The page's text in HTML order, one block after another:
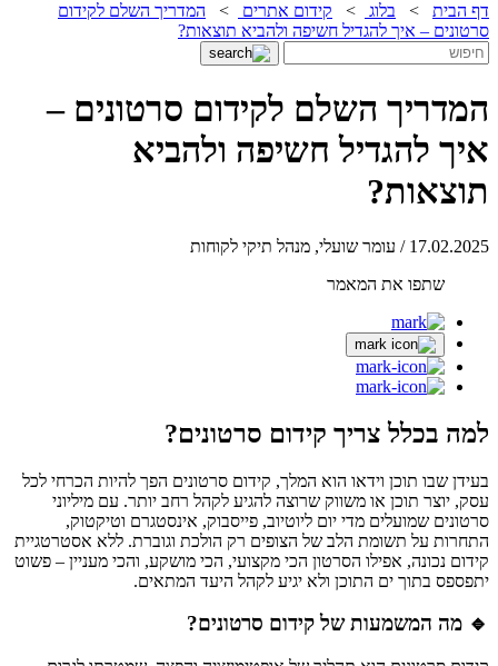
דף הבית > בלוג > קידום אתרים >
המדריך השלם לקידום
סרטונים – איך להגדיל חשיפה ולהביא תוצאות?
המדריך השלם לקידום סרטונים –
איך להגדיל חשיפה ולהביא
תוצאות?
17.02.2025 / עומר שועלי, מנהל תיקי לקוחות
שתפו את המאמר
למה בכלל צריך קידום סרטונים?
בעידן שבו תוכן וידאו הוא המלך, קידום סרטונים הפך להיות הכרחי לכל
עסק, יוצר תוכן או משווק שרוצה להגיע לקהל רחב יותר. עם מיליוני
סרטונים שמועלים מדי יום ליוטיוב, פייסבוק, אינסטגרם וטיקטוק,
התחרות על תשומת הלב של הצופים רק הולכת וגוברת. ללא אסטרטגיית
קידום נכונה, אפילו הסרטון הכי מקצועי, הכי מושקע, והכי מעניין – פשוט
יתפספס בתוך ים התוכן ולא יגיע לקהל היעד המתאים.
🔹 מה המשמעות של קידום סרטונים?